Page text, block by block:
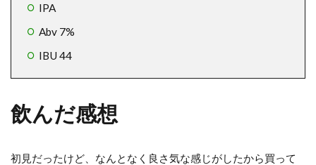
IPA
Abv 7%
IBU 44
飲んだ感想
初見だったけど、なんとなく良さ気な感じがしたから買って